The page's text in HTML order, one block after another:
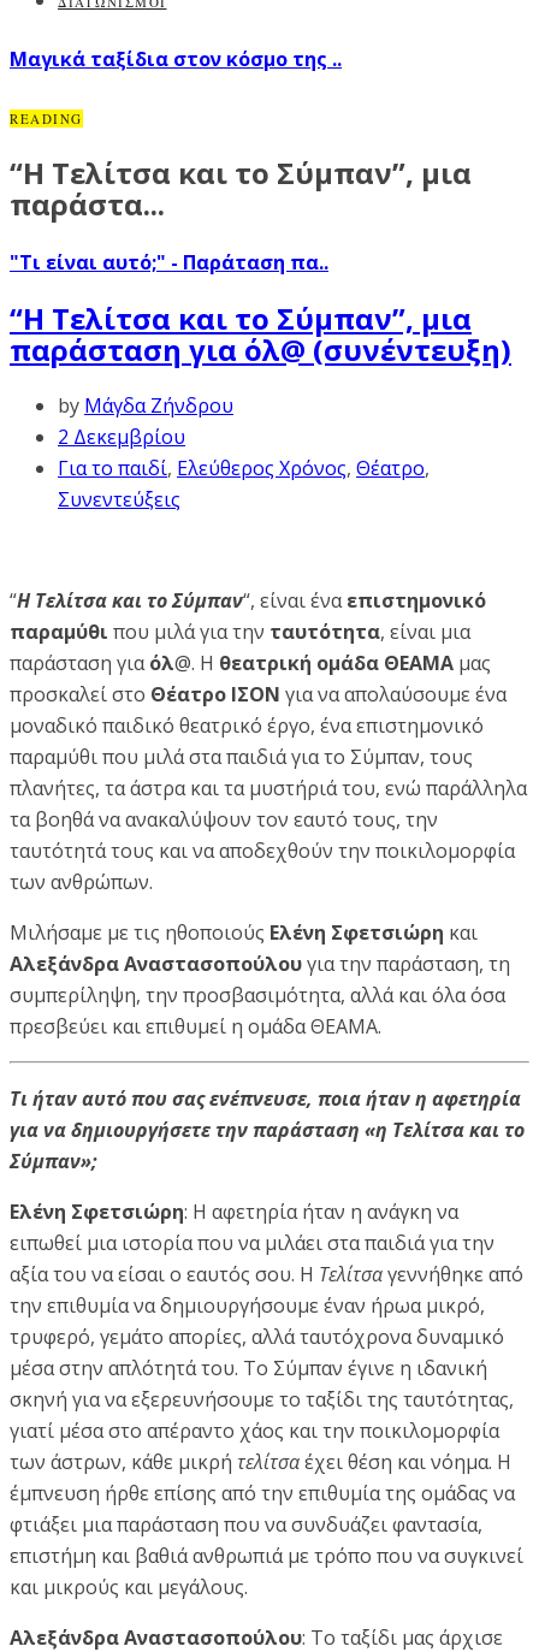
Μαγικά ταξίδια στον κόσμο της ..
READING
“Η Τελίτσα και το Σύμπαν”, μια
παράστα...
"Τι είναι αυτό;" - Παράταση πα..
“Η Τελίτσα και το Σύμπαν”, μια
παράσταση για όλ@ (συνέντευξη)
by Μάγδα Ζήνδρου
2 Δεκεμβρίου
Για το παιδί, Ελεύθερος Χρόνος, Θέατρο,
Συνεντεύξεις
“Η Τελίτσα και το Σύμπαν“, είναι έναεπιστημονικό
παραμύθι που μιλά για την ταυτότητα, είναι μια
παράσταση γιαόλ@. Η θεατρική ομάδα ΘΕΑΜΑ μας
προσκαλεί στο Θέατρο ΙΣΟΝ για να απολαύσουμε ένα
μοναδικό παιδικό θεατρικό έργο, ένα επιστημονικό
παραμύθι που μιλά στα παιδιά για το Σύμπαν, τους
πλανήτες, τα άστρα και τα μυστήριά του, ενώ παράλληλα
τα βοηθά να ανακαλύψουν τον εαυτό τους, την
ταυτότητά τους και να αποδεχθούν την ποικιλομορφία
των ανθρώπων.
Μιλήσαμε με τις ηθοποιούς Ελένη Σφετσιώρη και
Αλεξάνδρα Αναστασοπούλουγια την παράσταση, τη
συμπερίληψη, την προσβασιμότητα, αλλά και όλα όσα
πρεσβεύει και επιθυμεί η ομάδα ΘΕΑΜΑ.
Τι ήταν αυτό που σας ενέπνευσε, ποια ήταν η αφετηρία
για να δημιουργήσετε την παράσταση «η Τελίτσα και το
Σύμπαν»;
Ελένη Σφετσιώρη: Η αφετηρία ήταν η ανάγκη να
ειπωθεί μια ιστορία που να μιλάει στα παιδιά για την
αξία του να είσαι ο εαυτός σου. Η Τελίτσαγεννήθηκε από
την επιθυμία να δημιουργήσουμε έναν ήρωα μικρό,
τρυφερό, γεμάτο απορίες, αλλά ταυτόχρονα δυναμικό
μέσα στην απλότητά του. Το Σύμπαν έγινε η ιδανική
σκηνή για να εξερευνήσουμε το ταξίδι της ταυτότητας,
γιατί μέσα στο απέραντο χάος και την ποικιλομορφία
των άστρων, κάθε μικρή τελίτσαέχει θέση και νόημα. Η
έμπνευση ήρθε επίσης από την επιθυμία της ομάδας να
φτιάξει μια παράσταση που να συνδυάζει φαντασία,
επιστήμη και βαθιά ανθρωπιά με τρόπο που να συγκινεί
και μικρούς και μεγάλους.
Αλεξάνδρα Αναστασοπούλου: Το ταξίδι μας άρχισε